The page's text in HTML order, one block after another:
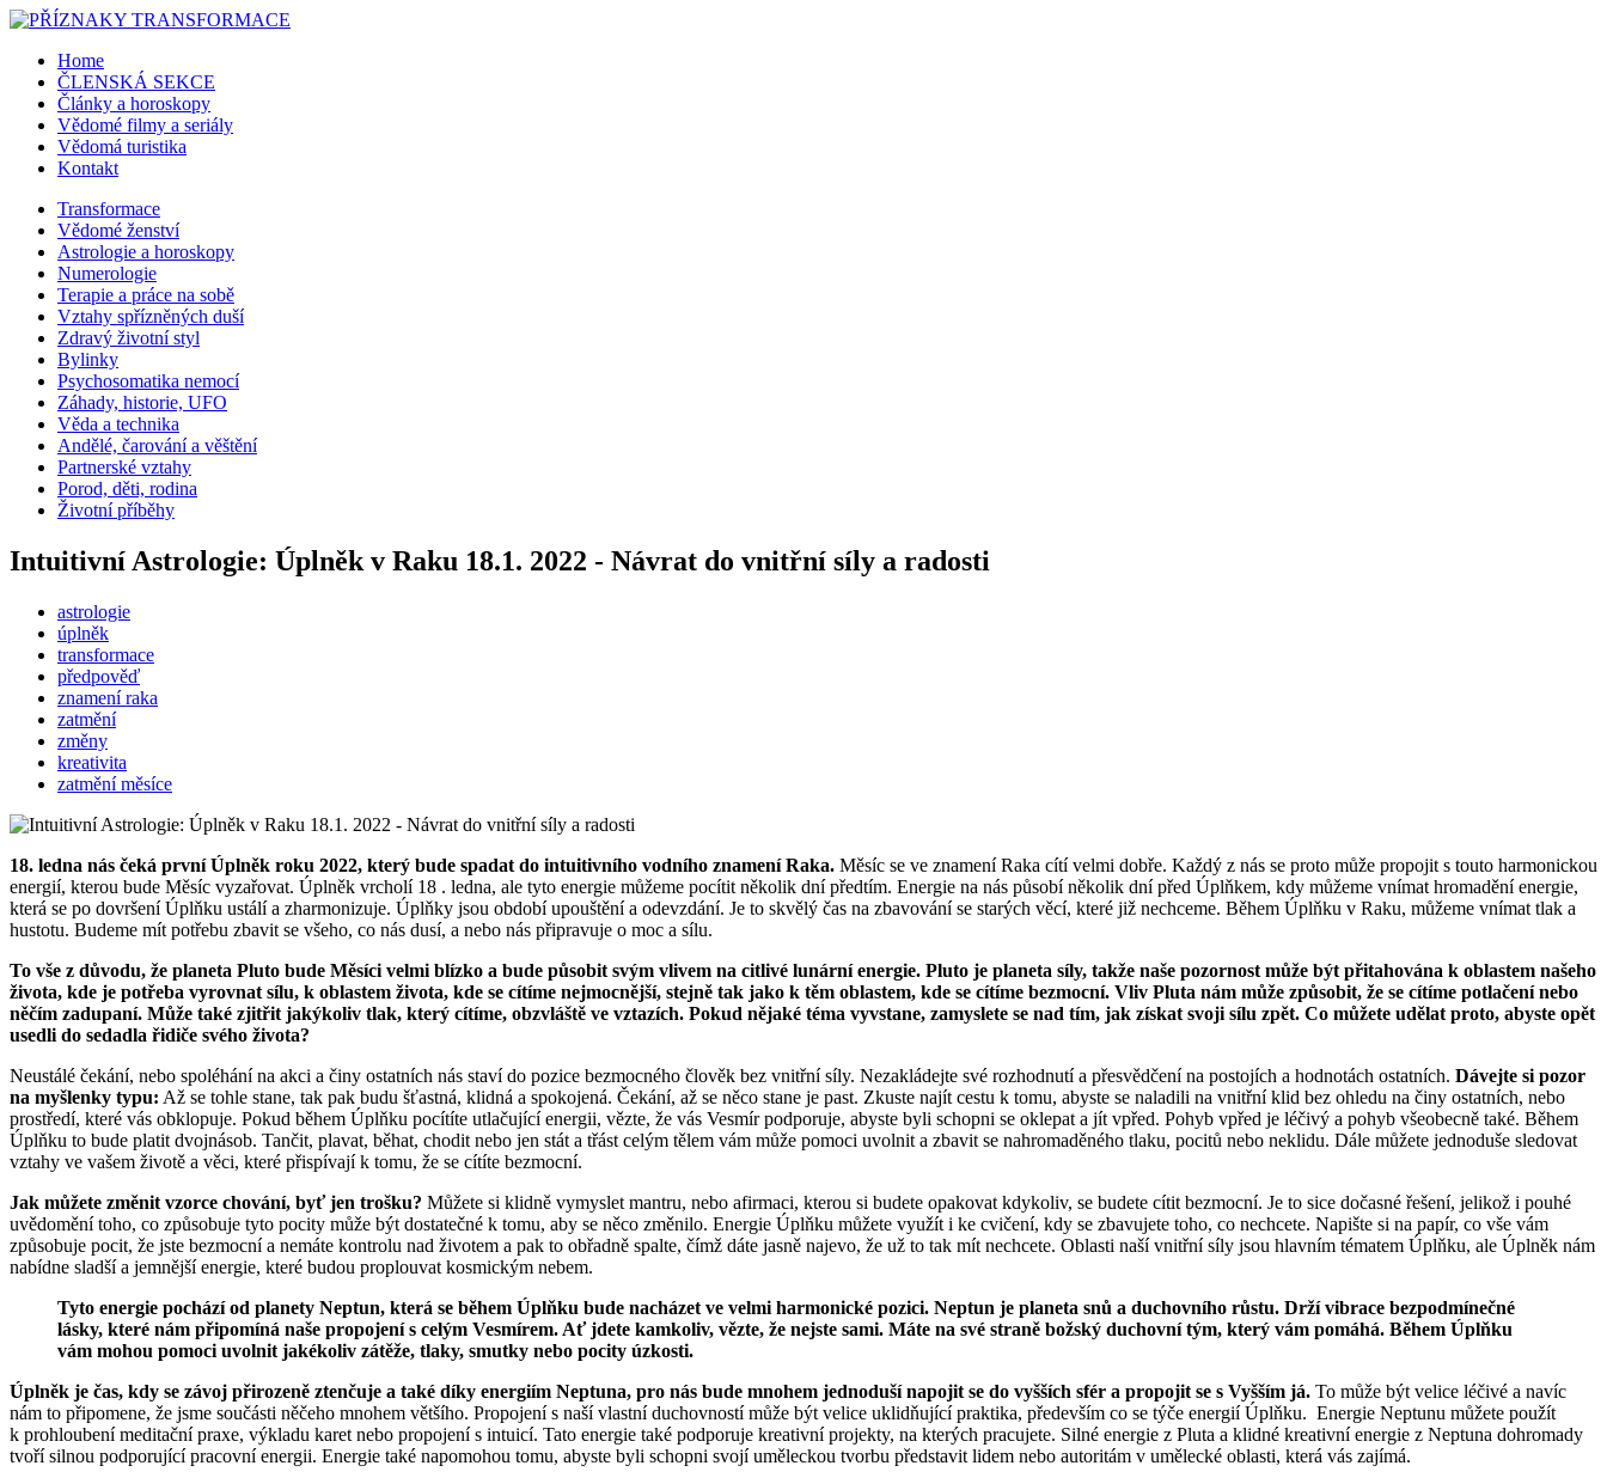
Home
ČLENSKÁ SEKCE
Články a horoskopy
Vědomé filmy a seriály
Vědomá turistika
Kontakt
Transformace
Vědomé ženství
Astrologie a horoskopy
Numerologie
Terapie a práce na sobě
Vztahy spřízněných duší
Zdravý životní styl
Bylinky
Psychosomatika nemocí
Záhady, historie, UFO
Věda a technika
Andělé, čarování a věštění
Partnerské vztahy
Porod, děti, rodina
Životní příběhy
Intuitivní Astrologie: Úplněk v Raku 18.1. 2022 - Návrat do vnitřní síly a radosti
astrologie
úplněk
transformace
předpověď
znamení raka
zatmění
změny
kreativita
zatmění měsíce
18. ledna nás čeká první Úplněk roku 2022, který bude spadat do intuitivního vodního znamení Raka. Měsíc se ve znamení Raka cítí velmi dobře. Každý z nás se proto může propojit s touto harmonickou
energií, kterou bude Měsíc vyzařovat. Úplněk vrcholí 18 . ledna, ale tyto energie můžeme pocítit několik dní předtím. Energie na nás působí několik dní před Úplňkem, kdy můžeme vnímat hromadění energie,
která se po dovršení Úplňku ustálí a zharmonizuje. Úplňky jsou období upouštění a odevzdání. Je to skvělý čas na zbavování se starých věcí, které již nechceme. Během Úplňku v Raku, můžeme vnímat tlak a
hustotu. Budeme mít potřebu zbavit se všeho, co nás dusí, a nebo nás připravuje o moc a sílu.
To vše z důvodu, že planeta Pluto bude Měsíci velmi blízko a bude působit svým vlivem na citlivé lunární energie. Pluto je planeta síly, takže naše pozornost může být přitahována k oblastem našeho
života, kde je potřeba vyrovnat sílu, k oblastem života, kde se cítíme nejmocnější, stejně tak jako k těm oblastem, kde se cítíme bezmocní. Vliv Pluta nám může způsobit, že se cítíme potlačení nebo
něčím zadupaní. Může také zjitřit jakýkoliv tlak, který cítíme, obzvláště ve vztazích. Pokud nějaké téma vyvstane, zamyslete se nad tím, jak získat svoji sílu zpět. Co můžete udělat proto, abyste opět
usedli do sedadla řidiče svého života?
Neustálé čekání, nebo spoléhání na akci a činy ostatních nás staví do pozice bezmocného člověk bez vnitřní síly. Nezakládejte své rozhodnutí a přesvědčení na postojích a hodnotách ostatních. Dávejte si pozor
na myšlenky typu: Až se tohle stane, tak pak budu šťastná, klidná a spokojená. Čekání, až se něco stane je past. Zkuste najít cestu k tomu, abyste se naladili na vnitřní klid bez ohledu na činy ostatních, nebo
prostředí, které vás obklopuje. Pokud během Úplňku pocítíte utlačující energii, vězte, že vás Vesmír podporuje, abyste byli schopni se oklepat a jít vpřed. Pohyb vpřed je léčivý a pohyb všeobecně také. Během
Úplňku to bude platit dvojnásob. Tančit, plavat, běhat, chodit nebo jen stát a třást celým tělem vám může pomoci uvolnit a zbavit se nahromaděného tlaku, pocitů nebo neklidu. Dále můžete jednoduše sledovat
vztahy ve vašem životě a věci, které přispívají k tomu, že se cítíte bezmocní.
Jak můžete změnit vzorce chování, byť jen trošku? Můžete si klidně vymyslet mantru, nebo afirmaci, kterou si budete opakovat kdykoliv, se budete cítit bezmocní. Je to sice dočasné řešení, jelikož i pouhé
uvědomění toho, co způsobuje tyto pocity může být dostatečné k tomu, aby se něco změnilo. Energie Úplňku můžete využít i ke cvičení, kdy se zbavujete toho, co nechcete. Napište si na papír, co vše vám
způsobuje pocit, že jste bezmocní a nemáte kontrolu nad životem a pak to obřadně spalte, čímž dáte jasně najevo, že už to tak mít nechcete. Oblasti naší vnitřní síly jsou hlavním tématem Úplňku, ale Úplněk nám
nabídne sladší a jemnější energie, které budou proplouvat kosmickým nebem.
Tyto energie pochází od planety Neptun, která se během Úplňku bude nacházet ve velmi harmonické pozici. Neptun je planeta snů a duchovního růstu. Drží vibrace bezpodmínečné
lásky, které nám připomíná naše propojení s celým Vesmírem. Ať jdete kamkoliv, vězte, že nejste sami. Máte na své straně božský duchovní tým, který vám pomáhá. Během Úplňku
vám mohou pomoci uvolnit jakékoliv zátěže, tlaky, smutky nebo pocity úzkosti.
Úplněk je čas, kdy se závoj přirozeně ztenčuje a také díky energiím Neptuna, pro nás bude mnohem jednoduší napojit se do vyšších sfér a propojit se s Vyšším já. To může být velice léčivé a navíc
nám to připomene, že jsme součásti něčeho mnohem většího. Propojení s naší vlastní duchovností může být velice uklidňující praktika, především co se týče energií Úplňku. Energie Neptunu můžete použít
k prohloubení meditační praxe, výkladu karet nebo propojení s intuicí. Tato energie také podporuje kreativní projekty, na kterých pracujete. Silné energie z Pluta a klidné kreativní energie z Neptuna dohromady
tvoří silnou podporující pracovní energii. Energie také napomohou tomu, abyste byli schopni svojí uměleckou tvorbu představit lidem nebo autoritám v umělecké oblasti, která vás zajímá.